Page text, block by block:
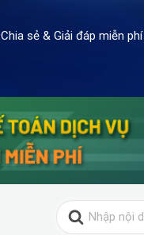
Chia sẻ & Giải đáp miễn phí
Search
for: